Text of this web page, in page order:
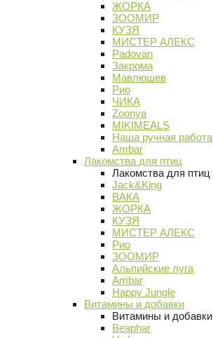
ЖОРКА
ЗООМИР
КУЗЯ
МИСТЕР АЛЕКС
Padovan
Закрома
Мавлюшев
Рио
ЧИКА
Zoonya
MIKIMEALS
Наша ручная работа
Ambar
Лакомства для птиц
Лакомства для птиц
Jack&King
ВАКА
ЖОРКА
КУЗЯ
МИСТЕР АЛЕКС
Рио
ЗООМИР
Альпийские луга
Ambar
Happy Jungle
Витамины и добавки
Витамины и добавки
Beaphar